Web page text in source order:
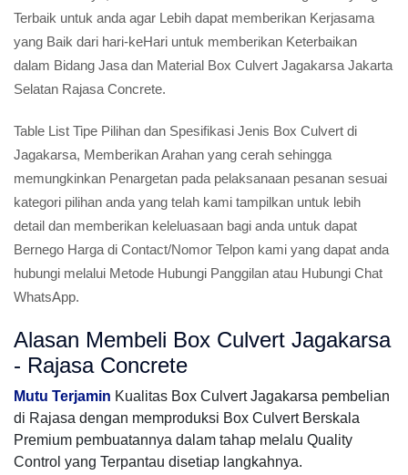
Terbaik untuk anda agar Lebih dapat memberikan Kerjasama
yang Baik dari hari-keHari untuk memberikan Keterbaikan
dalam Bidang Jasa dan Material Box Culvert Jagakarsa Jakarta
Selatan Rajasa Concrete.
Table List Tipe Pilihan dan Spesifikasi Jenis Box Culvert di
Jagakarsa, Memberikan Arahan yang cerah sehingga
memungkinkan Penargetan pada pelaksanaan pesanan sesuai
kategori pilihan anda yang telah kami tampilkan untuk lebih
detail dan memberikan keleluasaan bagi anda untuk dapat
Bernego Harga di Contact/Nomor Telpon kami yang dapat anda
hubungi melalui Metode Hubungi Panggilan atau Hubungi Chat
WhatsApp.
Alasan Membeli Box Culvert Jagakarsa
- Rajasa Concrete
Mutu Terjamin Kualitas Box Culvert Jagakarsa pembelian
di Rajasa dengan memproduksi Box Culvert Berskala
Premium pembuatannya dalam tahap melalu Quality
Control yang Terpantau disetiap langkahnya.